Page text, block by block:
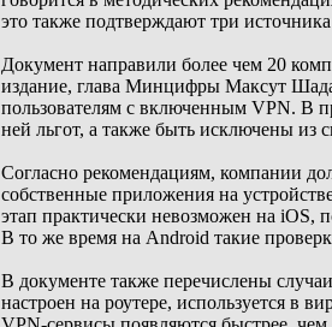
это также подтверждают три
Документ направили более чем 20
издание, глава Минцифры Максут
пользователям с включенным VPN. В
ней льгот, а также быть исключены из
Согласно рекомендациям, компании
собственные приложения на
этап практически невозможен на iOS,
В то же время на Android такие
В документе также перечислены
настроен на роутере, используется в